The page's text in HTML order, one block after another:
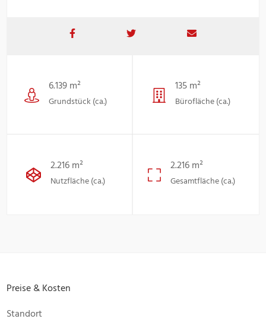
6.139 m²
Grundstück (ca.)
135 m²
Bürofläche (ca.)
2.216 m²
Nutzfläche (ca.)
2.216 m²
Gesamtfläche (ca.)
Preise & Kosten
Standort